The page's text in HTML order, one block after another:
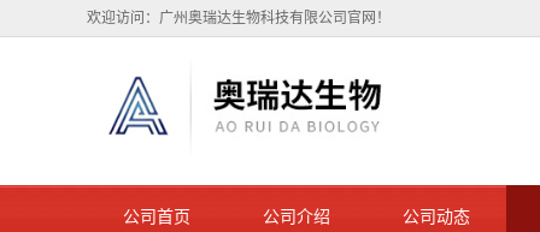
欢迎访问：广州奥瑞达生物科技有限公司官网！
公司首页 公司介绍 公司动态